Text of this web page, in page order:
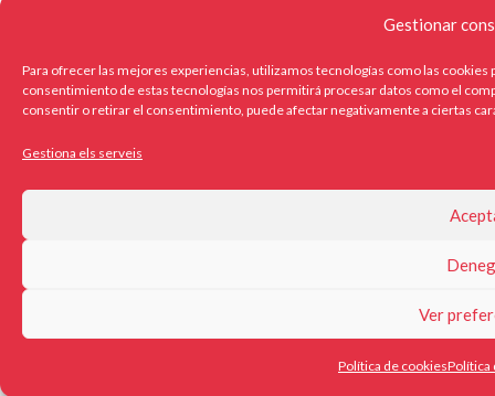
Gestionar
Para ofrecer las mejores experiencias, utilizamos tecnologías como las cookies
consentimiento de estas tecnologías nos permitirá procesar datos como el
consentir o retirar el consentimiento, puede afectar negativamente a ciertas
Gestiona els serveis
Ver
Política de cookiesPolítica